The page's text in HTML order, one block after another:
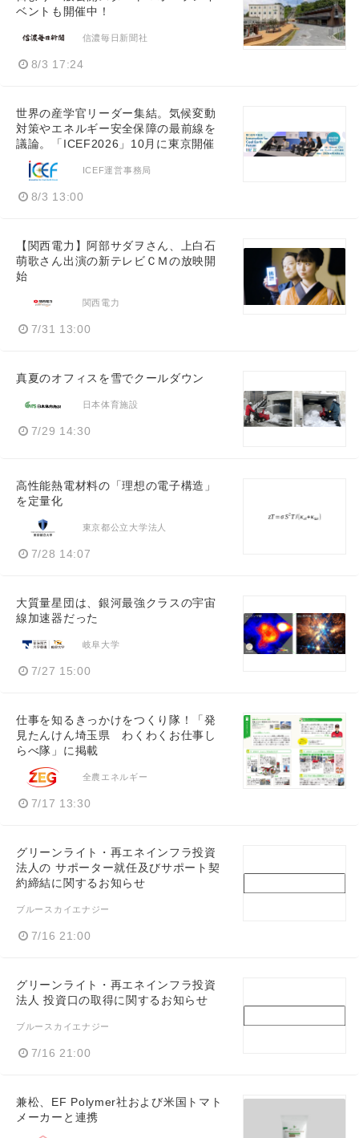
ベントも開催中！
信濃毎日新聞社
8/3 17:24
世界の産学官リーダー集結。気候変動
対策やエネルギー安全保障の最前線を
議論。「ICEF2026」10月に東京開催
ICEF運営事務局
8/3 13:00
【関西電力】阿部サダヲさん、上白石
萌歌さん出演の新テレビＣＭの放映開
始
関西電力
7/31 13:00
真夏のオフィスを雪でクールダウン
日本体育施設
7/29 14:30
高性能熱電材料の「理想の電子構造」
を定量化
東京都公立大学法人
7/28 14:07
大質量星団は、銀河最強クラスの宇宙
線加速器だった
岐阜大学
7/27 15:00
仕事を知るきっかけをつくり隊！「発
見たんけん埼玉県 わくわくお仕事し
らべ隊」に掲載
全農エネルギー
7/17 13:30
グリーンライト・再エネインフラ投資
法人の サポーター就任及びサポート契
約締結に関するお知らせ
ブルースカイエナジー
7/16 21:00
グリーンライト・再エネインフラ投資
法人 投資口の取得に関するお知らせ
ブルースカイエナジー
7/16 21:00
兼松、EF Polymer社および米国トマト
メーカーと連携